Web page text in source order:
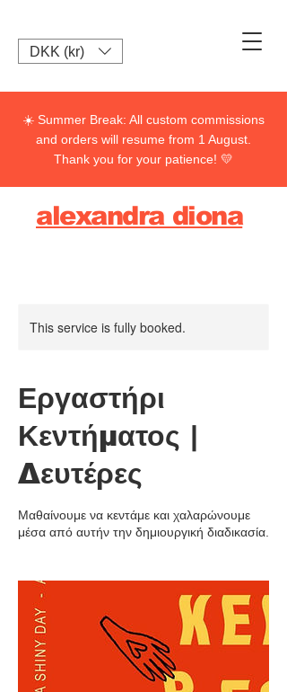
DKK (kr)
☀️ Summer Break: All custom commissions
and orders will resume from 1 August.
Thank you for your patience! 💛
alexandra diona
This service is fully booked.
Εργαστήρι
Κεντήματος |
Δευτέρες
Μαθαίνουμε να κεντάμε και χαλαρώνουμε
μέσα από αυτήν την δημιουργική διαδικασία.